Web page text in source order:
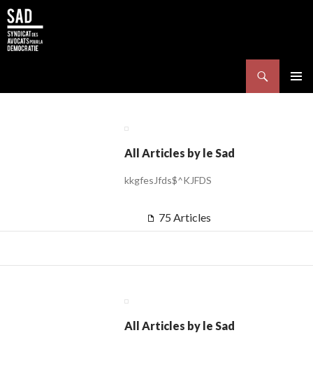
All Articles by le Sad
kkgfesJfds$^KJFDS
75 Articles
All Articles by le Sad